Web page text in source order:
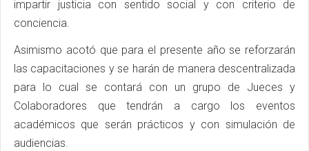
impartir justicia con sentido social y con criterio de
conciencia.
Asimismo acotó que para el presente año se reforzarán
las capacitaciones y se harán de manera descentralizada
para lo cual se contará con un grupo de Jueces y
Colaboradores que tendrán a cargo los eventos
académicos que serán prácticos y con simulación de
audiencias.